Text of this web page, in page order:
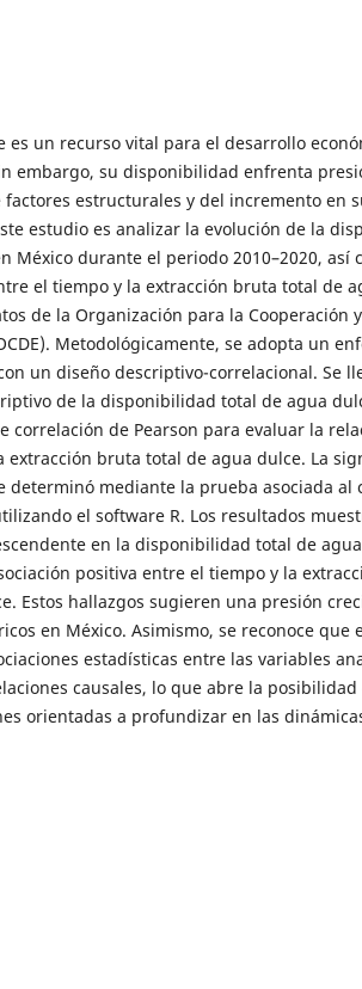
es un recurso vital para el desarrollo
embargo, su disponibilidad enfrenta
factores estructurales y del incremento en
estudio es analizar la evolución de la
México durante el periodo 2010–2020, así
el tiempo y la extracción bruta total de
de la Organización para la Cooperación
Metodológicamente, se adopta un
un diseño descriptivo-correlacional. Se
de la disponibilidad total de agua
correlación de Pearson para evaluar la
extracción bruta total de agua dulce. La
determinó mediante la prueba asociada al
el software R. Los resultados
en la disponibilidad total de
positiva entre el tiempo y la
Estos hallazgos sugieren una presión
en México. Asimismo, se reconoce que
estadísticas entre las variables
causales, lo que abre la
orientadas a profundizar en las